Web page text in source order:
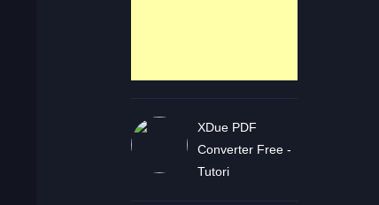
XDue PDF
Converter Free -
Tutori